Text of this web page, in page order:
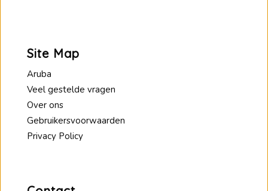
Site Map
Aruba
Veel gestelde vragen
Over ons
Gebruikersvoorwaarden
Privacy Policy